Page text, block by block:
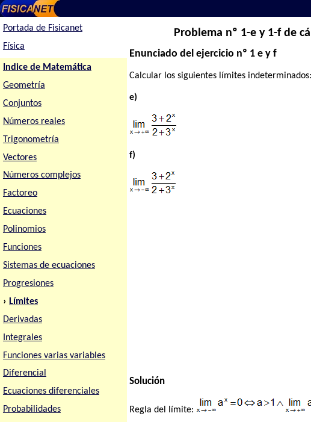
Portada de Fisicanet
Física
Indice de Matemática
Geometría
Conjuntos
Números reales
Trigonometría
Vectores
Números complejos
Factoreo
Ecuaciones
Polinomios
Funciones
Sistemas de ecuaciones
Progresiones
› Límites
Derivadas
Integrales
Funciones varias variables
Diferencial
Ecuaciones diferenciales
Probabilidades
Problema nº 1-e y 1-f de
Enunciado del ejercicio nº 1 e y f
Calcular los siguientes límites indeterminados:
e)
f)
Solución
Regla del límite: